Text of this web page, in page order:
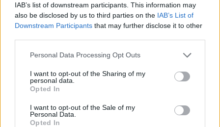
IAB’s list of downstream participants. This information may
also be disclosed by us to third parties on the IAB’s List of
Downstream Participants that may further disclose it to other
Please note that this website/app uses one or more Google
not limited to your visit or usage behaviour. You may click to
grant or deny consent to Google and its third-party tags to
use your data for below specified purposes in below Google
consent section.
Personal Data Processing Opt Outs
I want to opt-out of the Sharing of my
personal data.
Opted In
I want to opt-out of the Sale of my
Personal Data.
Opted In
Új vízáteresztő burkolatú parkolók épülnek Zuglóban
– helyben tartják a csapadékvizet